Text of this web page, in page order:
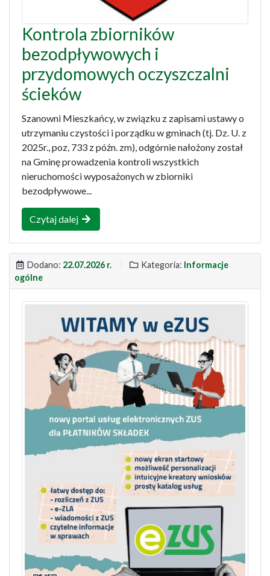
Kontrola zbiorników
bezodpływowych i
przydomowych oczyszczalni
ścieków
Szanowni Mieszkańcy, w związku z zapisami ustawy o
utrzymaniu czystości i porządku w gminach (tj. Dz. U. z
2025r., poz, 733 z późn. zm), odgórnie nałożony został
na Gminę prowadzenia kontroli wszystkich
nieruchomości wyposażonych w zbiorniki
bezodpływowe...
Czytaj dalej
Dodano: 22.07.2026 r. Kategoria: Informacje
ogólne